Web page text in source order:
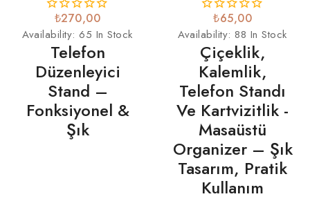
₺270,00
Availability:65 In Stock
Telefon
Düzenleyici
Stand –
Fonksiyonel &
Şık
₺65,00
Availability: 88 In Stock
Çiçeklik,
Kalemlik,
Telefon Standı
Ve Kartvizitlik -
Masaüstü
Organizer – Şık
Tasarım, Pratik
Kullanım